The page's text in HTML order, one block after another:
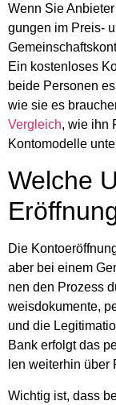
Wenn Sie
gun­gen im Preis-
Ein kos­ten­lo­ses
bei­de Per­so­nen
wie sie es
Ver­gleich, wie ihn
Kon­to­mo­del­le
Wel­che
Die
aber bei einem
nen den Pro­zess
weis­do­ku­men­te,
und die
Bank erfolgt das
len wei­ter­hin über
Wich­tig ist, dass